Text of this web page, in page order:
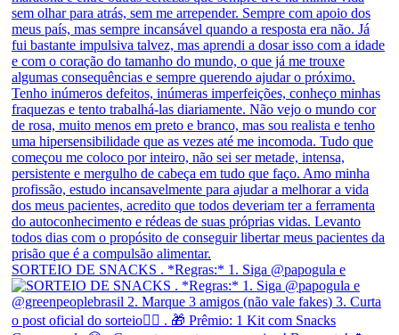
SORTEIO DE SNACKS . *Regras:* 1. Siga @papogula e